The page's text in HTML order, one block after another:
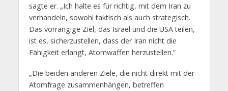
sagte er. „Ich halte es für richtig, mit dem Iran zu
verhandeln, sowohl taktisch als auch strategisch.
Das vorrangige Ziel, das Israel und die USA teilen,
ist es, sicherzustellen, dass der Iran nicht die
Fähigkeit erlangt, Atomwaffen herzustellen.“
„Die beiden anderen Ziele, die nicht direkt mit der
Atomfrage zusammenhängen, betreffen